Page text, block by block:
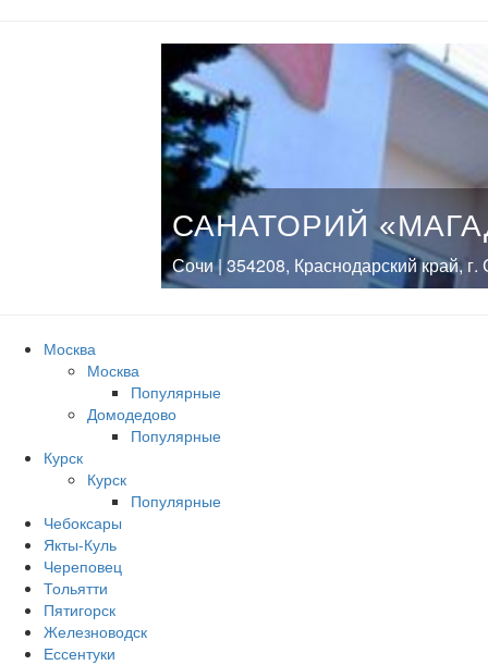
САНАТОРИЙ
Сочи | 354208, Краснодарский край,
Москва
Москва
Популярные
Домодедово
Популярные
Курск
Курск
Популярные
Чебоксары
Якты-Куль
Череповец
Тольятти
Пятигорск
Железноводск
Ессентуки